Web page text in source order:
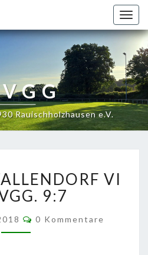
Rauischholzhausen e.V.
STADTALLENDORF
VI
–
SPVGG.
9:7
VI
9:7
Kommentare
0 Kommentare